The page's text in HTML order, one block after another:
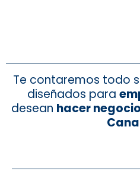
Te contaremos todo
diseñados para
desean hacer